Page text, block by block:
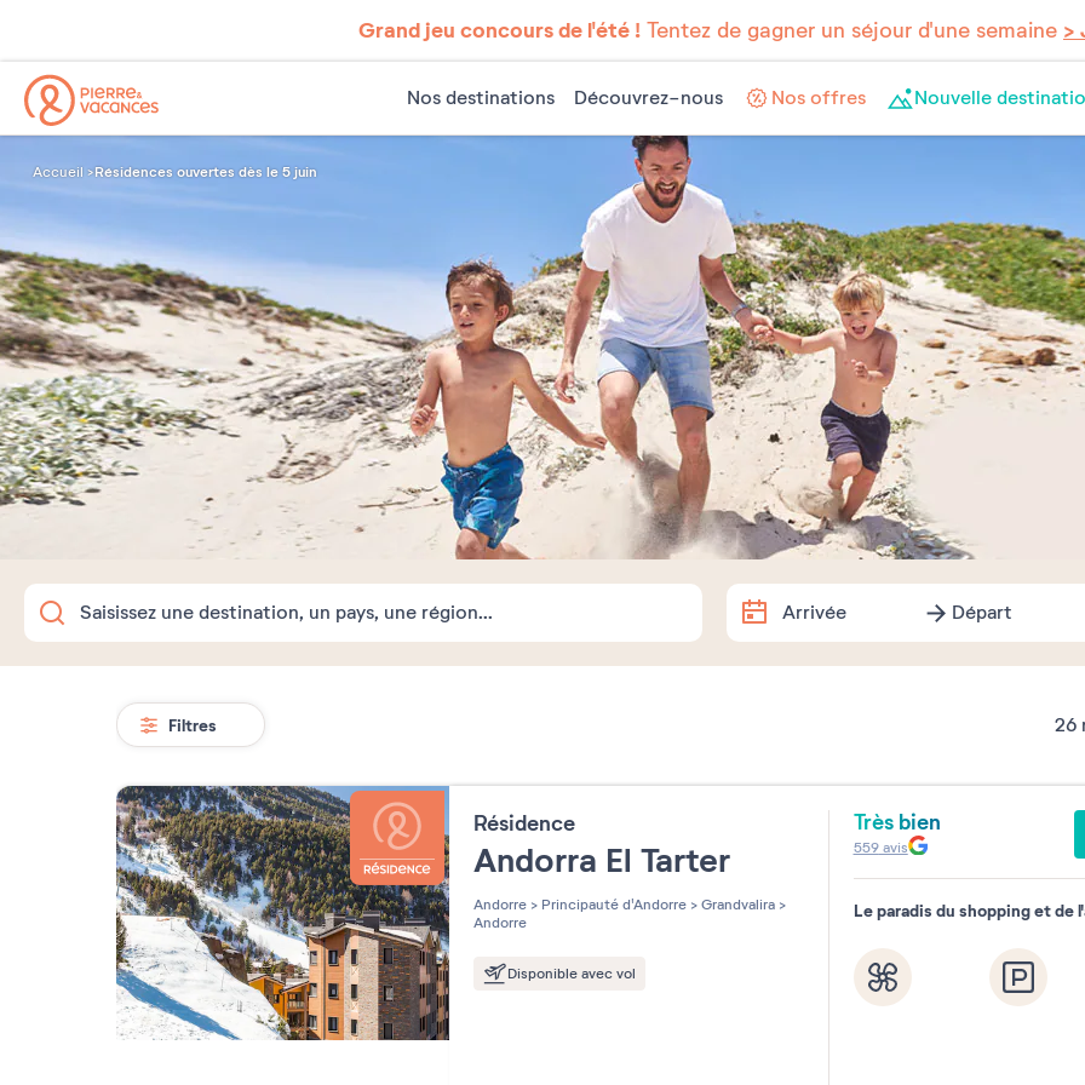
Grand jeu concours de l'été !Tentez de gagner un séjour d'une semaine >
Nos destinations Découvrez-nous Nos offres Nouvelle
Accueil Résidences ouvertes dès le 5 juin
Arrivée Départ
ma me
1
11 12 14
26
Filtres
Résidence
Andorra El Tarter
Andorre > Principauté d'Andorre > Grandvalira >
Andorre
Disponible avec vol
Très bien
559avis
Le paradis du shopping et de